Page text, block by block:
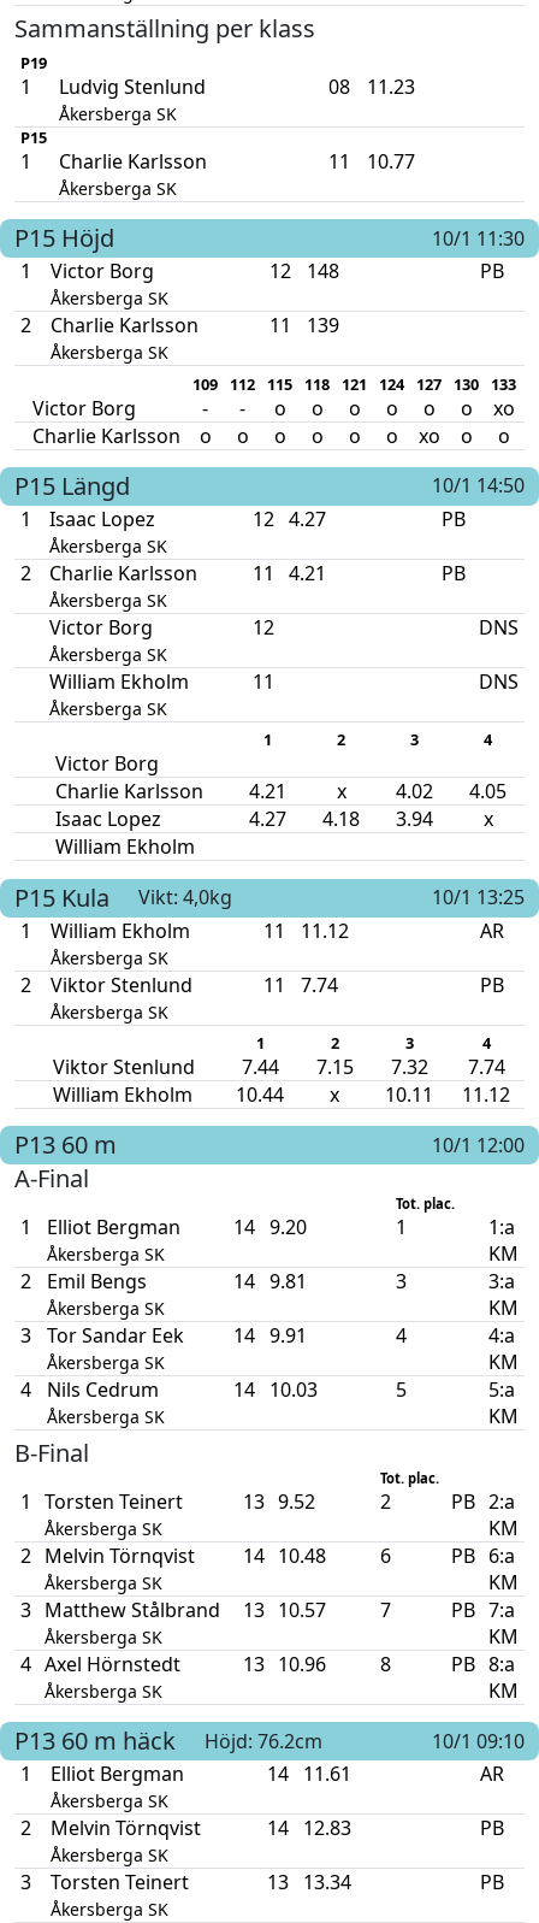
Sammanställning per klass
P19
1 Ludvig Stenlund
Åkersberga SK
08 11.23
P15
1 Charlie Karlsson
Åkersberga SK
11 10.77
P15 Höjd
10/1 11:30
1
Victor Borg
Åkersberga SK
12 148 PB
2 Charlie Karlsson
Åkersberga SK
11 139
109 112 115 118 121 124 127 130 133
Victor Borg - - o o o o o o xo
Charlie Karlsson
o o o o o o xo o o
P15 Längd
10/1 14:50
1
Isaac Lopez
Åkersberga SK
12 4.27 PB
2 Charlie Karlsson
Åkersberga SK
11 4.21 PB
Victor Borg
Åkersberga SK
12 DNS
William Ekholm
Åkersberga SK
11 DNS
1 2 3 4
Victor Borg
Charlie Karlsson
4.21 x 4.02
4.05
Isaac Lopez
4.27 4.18 3.94
x
William Ekholm
P15 Kula Vikt: 4,0kg
10/1 13:25
1
William Ekholm
Åkersberga SK
11 11.12 AR
2 Viktor Stenlund
Åkersberga SK
11 7.74 PB
1 2 3 4
Viktor Stenlund 7.44 7.15 7.32
7.74
William Ekholm
10.44 x 10.11 11.12
P13 60 m 10/1 12:00
A-Final
Tot. plac.
1 Elliot Bergman
Åkersberga SK
14 9.20 1
1:a
KM
2
Emil Bengs
Åkersberga SK
14 9.81 3
3:a
KM
3
Tor Sandar Eek
Åkersberga SK
14 9.91 4
4:a
KM
4
Nils Cedrum
Åkersberga SK
14 10.03 5
5:a
KM
B-Final
Tot. plac.
1 Torsten Teinert
Åkersberga SK
13 9.52 2 PB 2:a
KM
2 Melvin Törnqvist
Åkersberga SK
14 10.48 6 PB 6:a
KM
3 Matthew Stålbrand
Åkersberga SK
13 10.57 7 PB 7:a
KM
4 Axel Hörnstedt
Åkersberga SK
13 10.96 8 PB 8:a
KM
P13 60 m häck Höjd: 76.2cm
10/1 09:10
1
Elliot Bergman
Åkersberga SK
14 11.61 AR
2 Melvin Törnqvist
Åkersberga SK
14 12.83 PB
3 Torsten Teinert
Åkersberga SK
13 13.34 PB